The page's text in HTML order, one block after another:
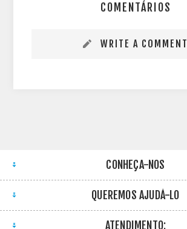
COMENTÁRIOS
WRITE A COMMENT
CONHEÇA-NOS
QUEREMOS AJUDÁ-LO
ATENDIMENTO: